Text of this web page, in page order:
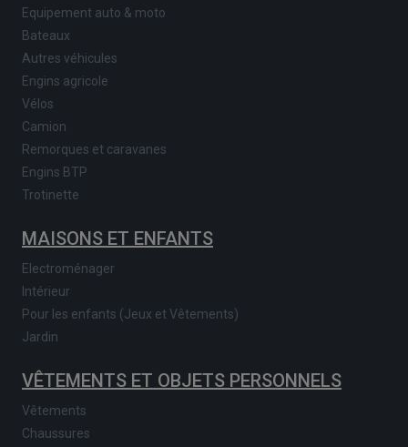
Equipement auto & moto
Bateaux
Autres véhicules
Engins agricole
Vélos
Camion
Remorques et caravanes
Engins BTP
Trotinette
MAISONS ET ENFANTS
Electroménager
Intérieur
Pour les enfants (Jeux et Vêtements)
Jardin
VÊTEMENTS ET OBJETS PERSONNELS
Vêtements
Chaussures